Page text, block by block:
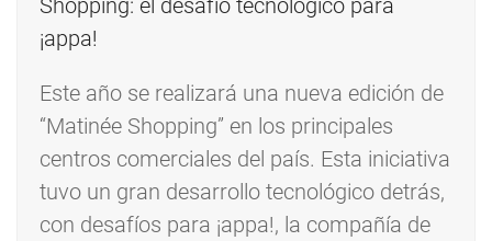
Este año se realizará una nueva edición de
“Matinée Shopping” en los principales
centros comerciales del país. Esta iniciativa
tuvo un gran desarrollo tecnológico detrás,
con desafíos para ¡appa!, la compañía de